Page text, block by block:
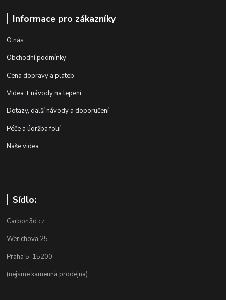
Informace pro zákazníky
O nás
Obchodní podmínky
Cena dopravy a plateb
Videa + návody na lepení
Dotazy, další návody a doporučení
Péče a údržba folií
Naše videa
Sídlo:
Carbon3d.cz
Werichova 25
Praha 5 15200
(nejsme kamenná prodejna)